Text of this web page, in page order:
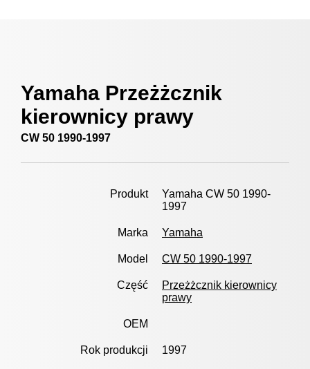
Yamaha Przeżżcznik
kierownicy prawy
CW 50 1990-1997
Produkt
Yamaha CW 50 1990-
1997
Marka Yamaha
Model CW 50 1990-1997
Część
Przeżżcznik kierownicy
prawy
OEM
Rok produkcji 1997